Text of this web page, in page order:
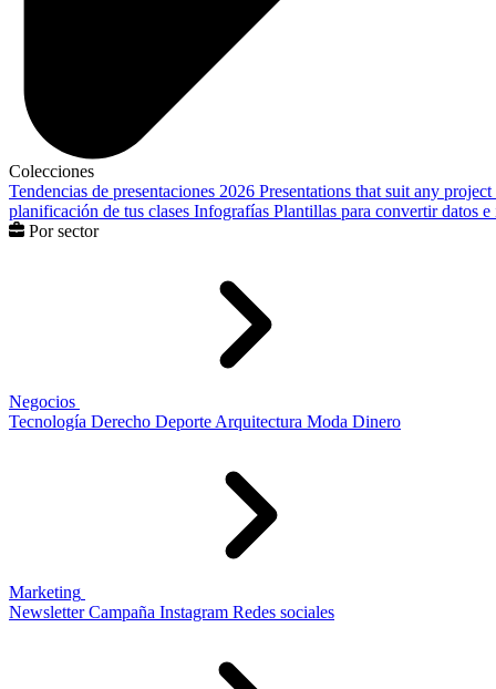
Colecciones
Tendencias de presentaciones 2026 Presentations that suit any project
planificación de tus clases Infografías Plantillas para convertir datos
Por sector
Negocios
Tecnología Derecho Deporte Arquitectura Moda Dinero
Marketing
Newsletter Campaña Instagram Redes sociales